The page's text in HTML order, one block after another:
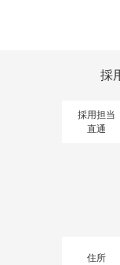
採
採用担当
直通
住所